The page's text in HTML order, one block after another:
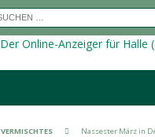
VERMISCHTES
Nassester März in